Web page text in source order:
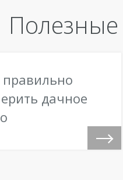
правильно
дачное